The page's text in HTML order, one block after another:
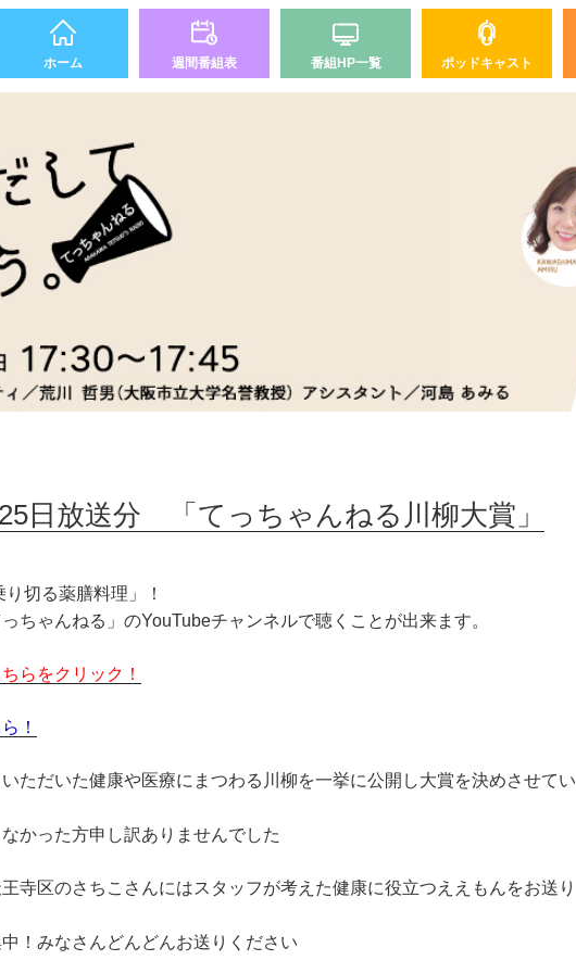
ホーム 週間番組表 番組HP一覧 ポッドキャスト
日放送分 「てっちゃんねる川柳大賞」
切る薬膳料理」！
ちゃんねる」のYouTubeチャンネルで聴くことが出来ます。
らをクリック！
！
ただいた健康や医療にまつわる川柳を一挙に公開し大賞を決めさせてい
かった方申し訳ありませんでした
寺区のさちこさんにはスタッフが考えた健康に役立つええもんをお送り
！みなさんどんどんお送りください